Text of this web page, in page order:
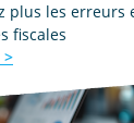
plus les erreurs
fiscales
>